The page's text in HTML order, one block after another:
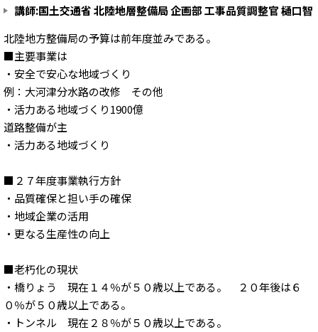
講師:国土交通省 北陸地層整備局 企画部 工事品質調整官 樋口智
北陸地方整備局の予算は前年度並みである。
■主要事業は
・安全で安心な地域づくり
例：大河津分水路の改修 その他
・活力ある地域づくり1900億
道路整備が主
・活力ある地域づくり
■２７年度事業執行方針
・品質確保と担い手の確保
・地域企業の活用
・更なる生産性の向上
■老朽化の現状
・橋りょう 現在１４％が５０歳以上である。 ２０年後は６
０％が５０歳以上である。
・トンネル 現在２８％が５０歳以上である。